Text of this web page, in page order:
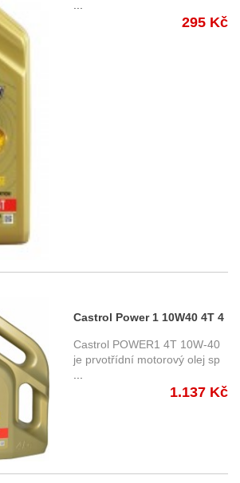
295 Kč
Castrol Power 1 10W40 4T 4
ltr.
Castrol POWER1 4T 10W-40
je prvotřídní motorový olej sp
1.137 Kč